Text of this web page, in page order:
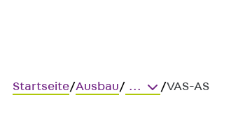
Startseite/Ausbau/ ... /VAS-AS